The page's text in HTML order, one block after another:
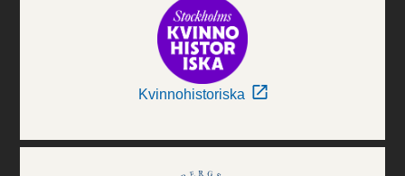
Kvinnohistoriska